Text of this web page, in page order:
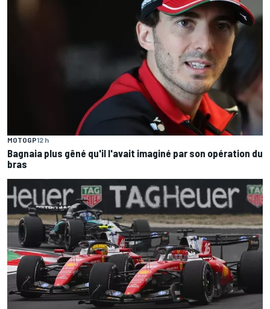
MOTOGP12 h
Bagnaia plus gêné qu'il l'avait imaginé par son opération du
bras